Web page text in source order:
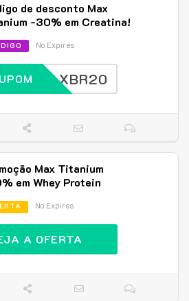
de desconto Max
-30% em Creatina!
No Expires
MAXBR20
Max Titanium
em Whey Protein
No Expires
A OFERTA